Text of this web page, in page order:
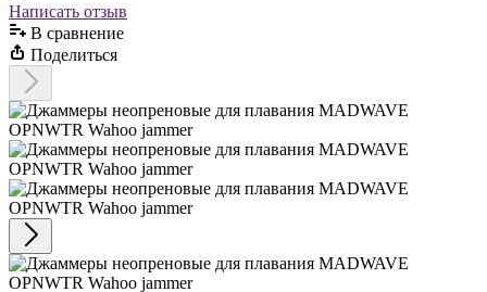
Написать отзыв
В сравнениe
Поделиться